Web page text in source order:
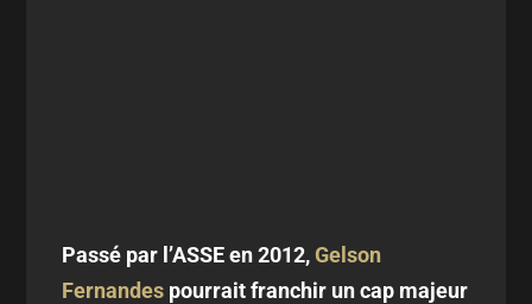
Passé par l’ASSE en 2012,Gelson
Fernandes pourrait franchir un cap majeur